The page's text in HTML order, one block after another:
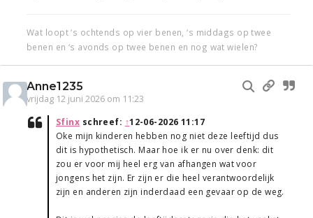
Wat loopt ‘s ochtends op vier benen, ‘s middags op twee
benen en ‘s avonds op twee benen en nog wat wielen?
Anne1235
vrijdag 12 juni 2026 om 11:23
Sfinx schreef: ↑12-06-2026 11:17
Oke mijn kinderen hebben nog niet deze leeftijd dus
dit is hypothetisch. Maar hoe ik er nu over denk: dit
zou er voor mij heel erg van afhangen wat voor
jongens het zijn. Er zijn er die heel verantwoordelijk
zijn en anderen zijn inderdaad een gevaar op de weg.